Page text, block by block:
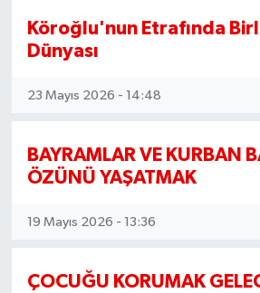
Köroğlu'nun Etrafında
Dünyası
23 Mayıs 2026 - 14:48
BAYRAMLAR VE KURBAN
ÖZÜNÜ YAŞATMAK
19 Mayıs 2026 - 13:36
ÇOCUĞU KORUMAK